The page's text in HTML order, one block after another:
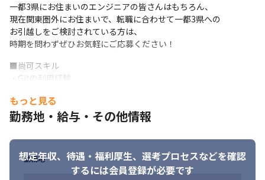
重視」「リモート多めでWLB重視」など、あなたのキャリア軸に
合わせて100%自身で選択可能です。
◎「実力+αのスキル・経験が積める案件」を提案軸に、社員一人
ひとりのスキル・成長フェーズに合わせたプランを一緒に考えま
すので、「市況感や自分の実力・目指す目標が分からない」とい
う方もご安心ください
会社の都合で、あなたのキャリアプランや希望に沿わない案件へ
勝手にアサインすることは絶対にありません。
若手のうちはどんなプロジェクトを選べばいいのか迷うこともあ
エンジニアがしっかりアドバイスいたします！
■エンジニア1名に複数エージェントがフォロー！手厚いサポート
一都3県にお住まいのエンジニアの皆さんはもちろん、
現在関東圏外にお住まいで、転職に合わせて一都3県への
お引越しをご検討されている方は、
時期を問わずぜひお気軽にご応募ください！
■尚可スキル
・Gitの利用経験
・チーム開発の経験
■求める人物像
・実務1.5年以上で、ご自身の担当工程の納期・品質は自守でき
る！と言う方
・「単価や案件内容が透明な環境で、納得感を持って働きたい」
もっと見る
勤務地・給与・その他情報
想定年収、待遇・福利厚生、 選考プロセスなどを確認
するには会員登録が必要です
勤務地